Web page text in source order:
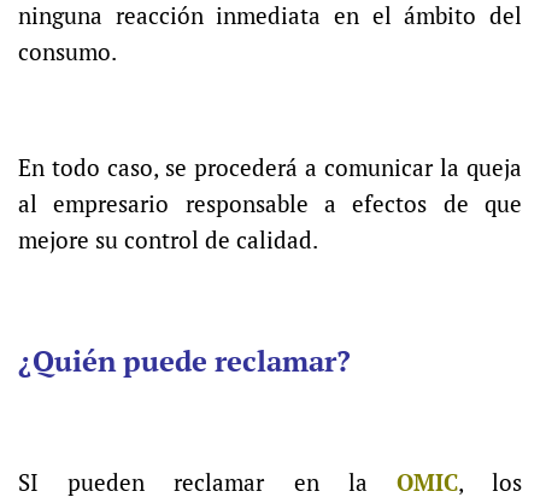
ninguna reacción inmediata en el ámbito del
consumo.
En todo caso, se procederá a comunicar la queja
al empresario responsable a efectos de que
mejore su control de calidad.
¿Quién puede reclamar?
SI pueden reclamar en la OMIC, los